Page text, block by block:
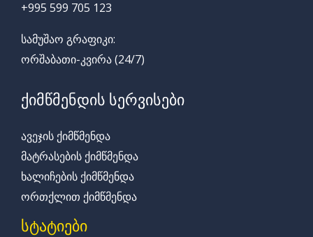
+995 599 705 123
სამუშაო გრაფიკი:
ორშაბათი-კვირა (24/7)
ქიმწმენდის სერვისები
ავეჯის ქიმწმენდა
მატრასების ქიმწმენდა
ხალიჩების ქიმწმენდა
ორთქლით ქიმწმენდა
სტატიები